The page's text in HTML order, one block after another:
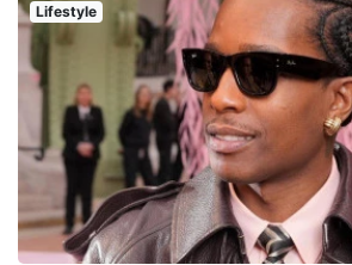
Lifestyle